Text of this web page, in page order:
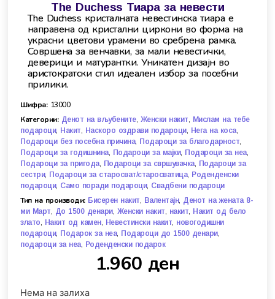
The Duchess Тиара за невести
The Duchess кристалната невестинска тиара е
направена од кристални циркони во форма на
украсни цветови урамени во сребрена рамка.
Совршена за венчавки, за мали невестички,
деверици и матурантки. Уникатен дизајн во
аристократски стил идеален избор за посебни
прилики.
Шифра: 13000
Категории: Денот на вљубените, Женски накит, Мислам на тебе
подароци, Накит, Наскоро оздрави подароци, Нега на коса,
Подароци без посебна причина, Подароци за благодарност,
Подароци за годишнина, Подароци за мајки, Подароци за неа,
Подароци за пригода, Подароци за свршувачка, Подароци за
сестри, Подароци за старосват/старосватица, Роденденски
подароци, Само поради подароци, Свадбени подароци
Тип на производи: Бисерен накит, Валентајн, Денот на жената 8-
ми Март, До 1500 денари, Женски накит, накит, Накит од бело
злато, Накит од камен, Невестински накит, новогодишни
подароци, Подарок за неа, Подароци до 1500 денари,
подароци за неа, Роденденски подарок
1.960 ден
Нема на залиха